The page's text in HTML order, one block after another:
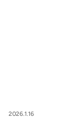
2026.1.16